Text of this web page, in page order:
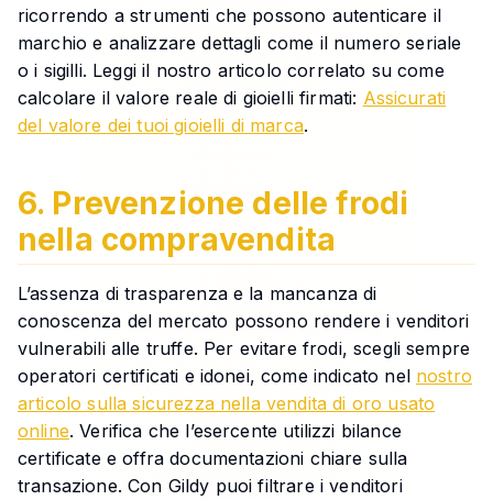
ricorrendo a strumenti che possono autenticare il
marchio e analizzare dettagli come il numero seriale
o i sigilli. Leggi il nostro articolo correlato su come
calcolare il valore reale di gioielli firmati: Assicurati
del valore dei tuoi gioielli di marca.
6. Prevenzione delle frodi
nella compravendita
L’assenza di trasparenza e la mancanza di
conoscenza del mercato possono rendere i venditori
vulnerabili alle truffe. Per evitare frodi, scegli sempre
operatori certificati e idonei, come indicato nel nostro
articolo sulla sicurezza nella vendita di oro usato
online. Verifica che l’esercente utilizzi bilance
certificate e offra documentazioni chiare sulla
transazione. Con Gildy puoi filtrare i venditori